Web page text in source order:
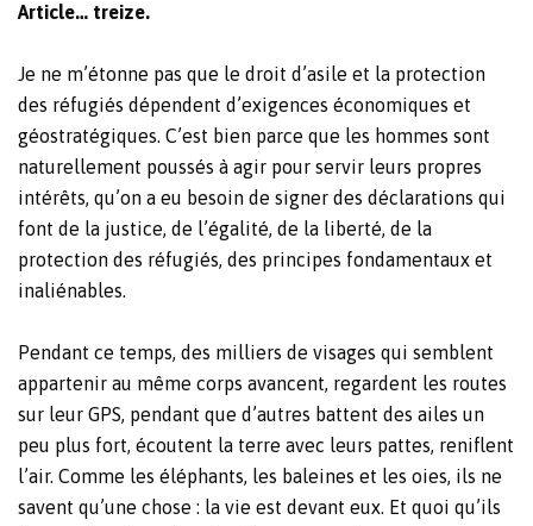
Article… treize.
Je ne m’étonne pas que le droit d’asile et la protection
des réfugiés dépendent d’exigences économiques et
géostratégiques. C’est bien parce que les hommes sont
naturellement poussés à agir pour servir leurs propres
intérêts, qu’on a eu besoin de signer des déclarations qui
font de la justice, de l’égalité, de la liberté, de la
protection des réfugiés, des principes fondamentaux et
inaliénables.
Pendant ce temps, des milliers de visages qui semblent
appartenir au même corps avancent, regardent les routes
sur leur GPS, pendant que d’autres battent des ailes un
peu plus fort, écoutent la terre avec leurs pattes, reniflent
l’air. Comme les éléphants, les baleines et les oies, ils ne
savent qu’une chose : la vie est devant eux. Et quoi qu’ils